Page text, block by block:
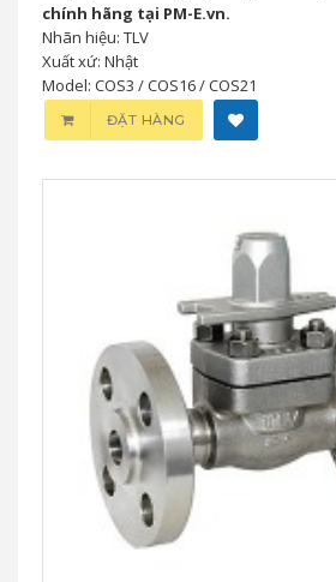
chính hãng tại PM-E.vn.
Nhãn hiệu: TLV
Xuất xứ: Nhật
Model: COS3 / COS16 / COS21
ĐẶT HÀNG